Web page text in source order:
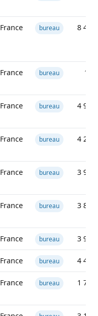
France bureau 8 475
France bureau
10
France bureau 4 928
France bureau 4 213
France bureau 3 906
France bureau 3 856
France bureau 3 939
France bureau 4 402
France bureau 1 760